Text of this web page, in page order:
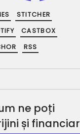
STITCHER
CASTBOX
RSS
ne poți
și financiar